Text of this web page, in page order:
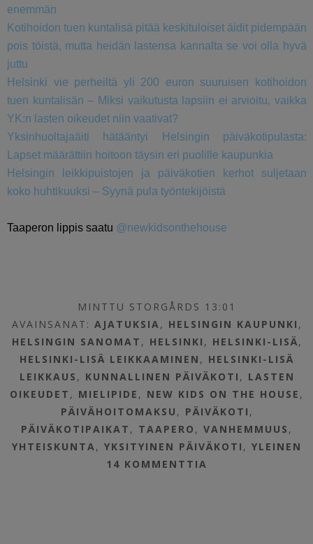
enemmän
Kotihoidon tuen kuntalisä pitää keskituloiset äidit pidempään
pois töistä, mutta heidän lastensa kannalta se voi olla hyvä
juttu
Helsinki vie perheiltä yli 200 euron suuruisen kotihoidon
tuen kuntalisän – Miksi vaikutusta lapsiin ei arvioitu, vaikka
YK:n lasten oikeudet niin vaativat?
Yksinhuoltajaäiti hätääntyi Helsingin päiväkotipulasta:
Lapset määrättiin hoitoon täysin eri puolille kaupunkia
Helsingin leikkipuistojen ja päiväkotien kerhot suljetaan
koko huhtikuuksi – Syynä pula työntekijöistä
Taaperon lippis saatu @newkidsonthehouse
MINTTU STORGÅRDS 13:01
AVAINSANAT: AJATUKSIA, HELSINGIN KAUPUNKI ,
HELSINGIN SANOMAT , HELSINKI , HELSINKI-LISÄ,
HELSINKI-LISÄ LEIKKAAMINEN , HELSINKI-LISÄ
LEIKKAUS , KUNNALLINEN PÄIVÄKOTI , LASTEN
OIKEUDET , MIELIPIDE , NEW KIDS ON THE HOUSE ,
PÄIVÄHOITOMAKSU , PÄIVÄKOTI ,
PÄIVÄKOTIPAIKAT , TAAPERO ,VANHEMMUUS ,
YHTEISKUNTA,YKSITYINEN PÄIVÄKOTI ,YLEINEN
14 KOMMENTTIA